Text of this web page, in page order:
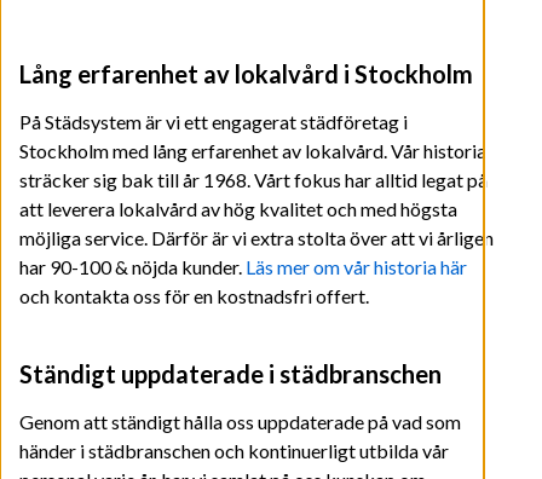
Lång erfarenhet av lokalvård i Stockholm
På Städsystem är vi ett engagerat städföretag i
Stockholm med lång erfarenhet av lokalvård. Vår historia
sträcker sig bak till år 1968. Vårt fokus har alltid legat på
att leverera lokalvård av hög kvalitet och med högsta
möjliga service. Därför är vi extra stolta över att vi årligen
har 90-100 & nöjda kunder. Läs mer om vår historia här
och kontakta oss för en kostnadsfri offert.
Ständigt uppdaterade i städbranschen
Genom att ständigt hålla oss uppdaterade på vad som
händer i städbranschen och kontinuerligt utbilda vår